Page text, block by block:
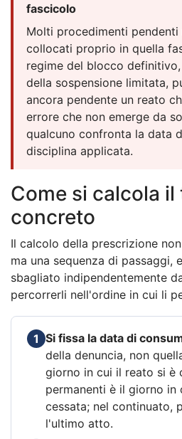
fascicolo
Molti procedimenti
collocati proprio in quella
regime del blocco
della sospensione limitata,
ancora pendente un reato
errore che non emerge da
qualcuno confronta la data
disciplina applicata.
Come si calcola il
concreto
Il calcolo della prescrizione
ma una sequenza di passaggi,
sbagliato indipendentemente
percorrerli nell'ordine in cui li
1 Si fissa la data di
della denuncia, non
giorno in cui il reato si è
permanenti è il giorno in
cessata; nel continuato,
l'ultimo atto.